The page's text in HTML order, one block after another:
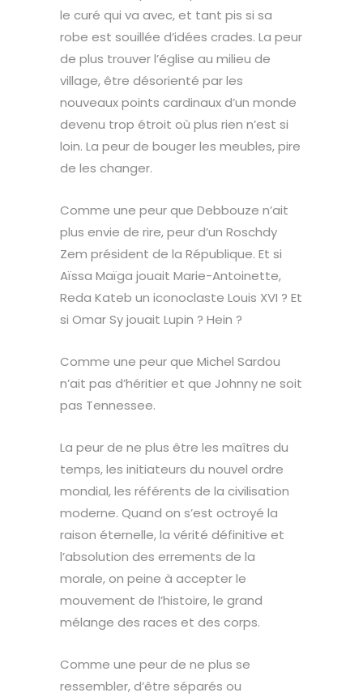
le curé qui va avec, et tant pis si sa
robe est souillée d’idées crades. La peur
de plus trouver l’église au milieu de
village, être désorienté par les
nouveaux points cardinaux d’un monde
devenu trop étroit où plus rien n’est si
loin. La peur de bouger les meubles, pire
de les changer.
Comme une peur que Debbouze n’ait
plus envie de rire, peur d’un Roschdy
Zem président de la République. Et si
Aïssa Maïga jouait Marie-Antoinette,
Reda Kateb un iconoclaste Louis XVI ? Et
si Omar Sy jouait Lupin ? Hein ?
Comme une peur que Michel Sardou
n’ait pas d’héritier et que Johnny ne soit
pas Tennessee.
La peur de ne plus être les maîtres du
temps, les initiateurs du nouvel ordre
mondial, les référents de la civilisation
moderne. Quand on s’est octroyé la
raison éternelle, la vérité définitive et
l’absolution des errements de la
morale, on peine à accepter le
mouvement de l’histoire, le grand
mélange des races et des corps.
Comme une peur de ne plus se
ressembler, d’être séparés ou